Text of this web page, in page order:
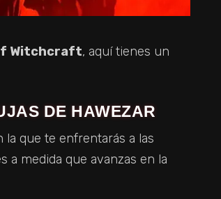
Witchcraft, aquí tienes un
DE HAWEZAR
que te enfrentarás a las
a medida que avanzas en la